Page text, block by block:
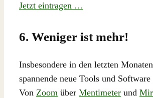
Jetzt eintragen …
6. Weniger ist mehr!
Insbesondere in den letzten
spannende neue Tools und
Von Zoom über Mentimeter und